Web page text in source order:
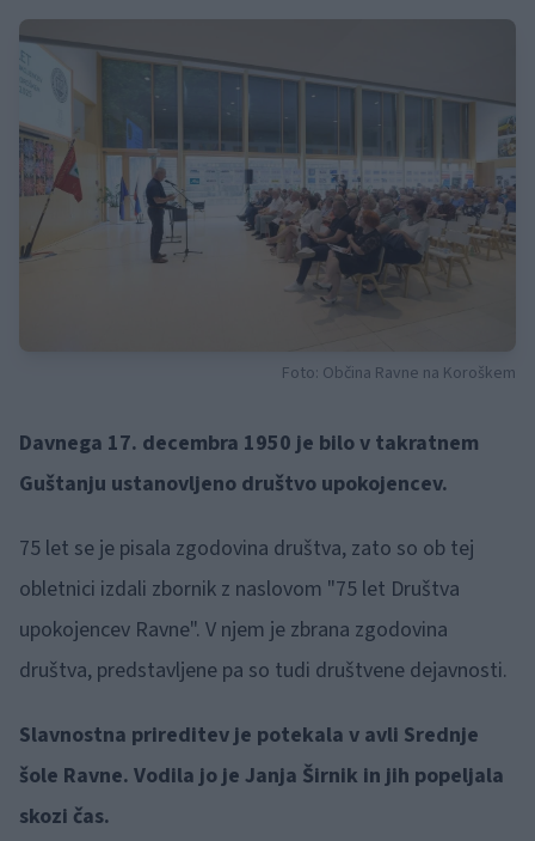
Foto: Občina Ravne na Koroškem
Davnega 17. decembra 1950 je bilo v takratnem
Guštanju ustanovljeno društvo upokojencev.
75 let se je pisala zgodovina društva, zato so ob tej
obletnici izdali zbornik z naslovom "75 let Društva
upokojencev Ravne". V njem je zbrana zgodovina
društva, predstavljene pa so tudi društvene dejavnosti.
Slavnostna prireditev je potekala v avli Srednje
šole Ravne. Vodila jo je Janja Širnik in jih popeljala
skozi čas.